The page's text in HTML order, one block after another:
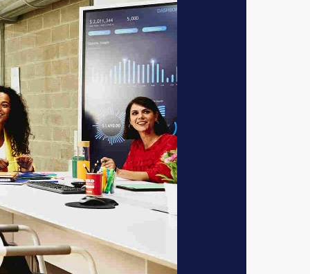
jouw
efficiëntie en
nauwkeurigheid
binnen een
dat de organisatie
jouw